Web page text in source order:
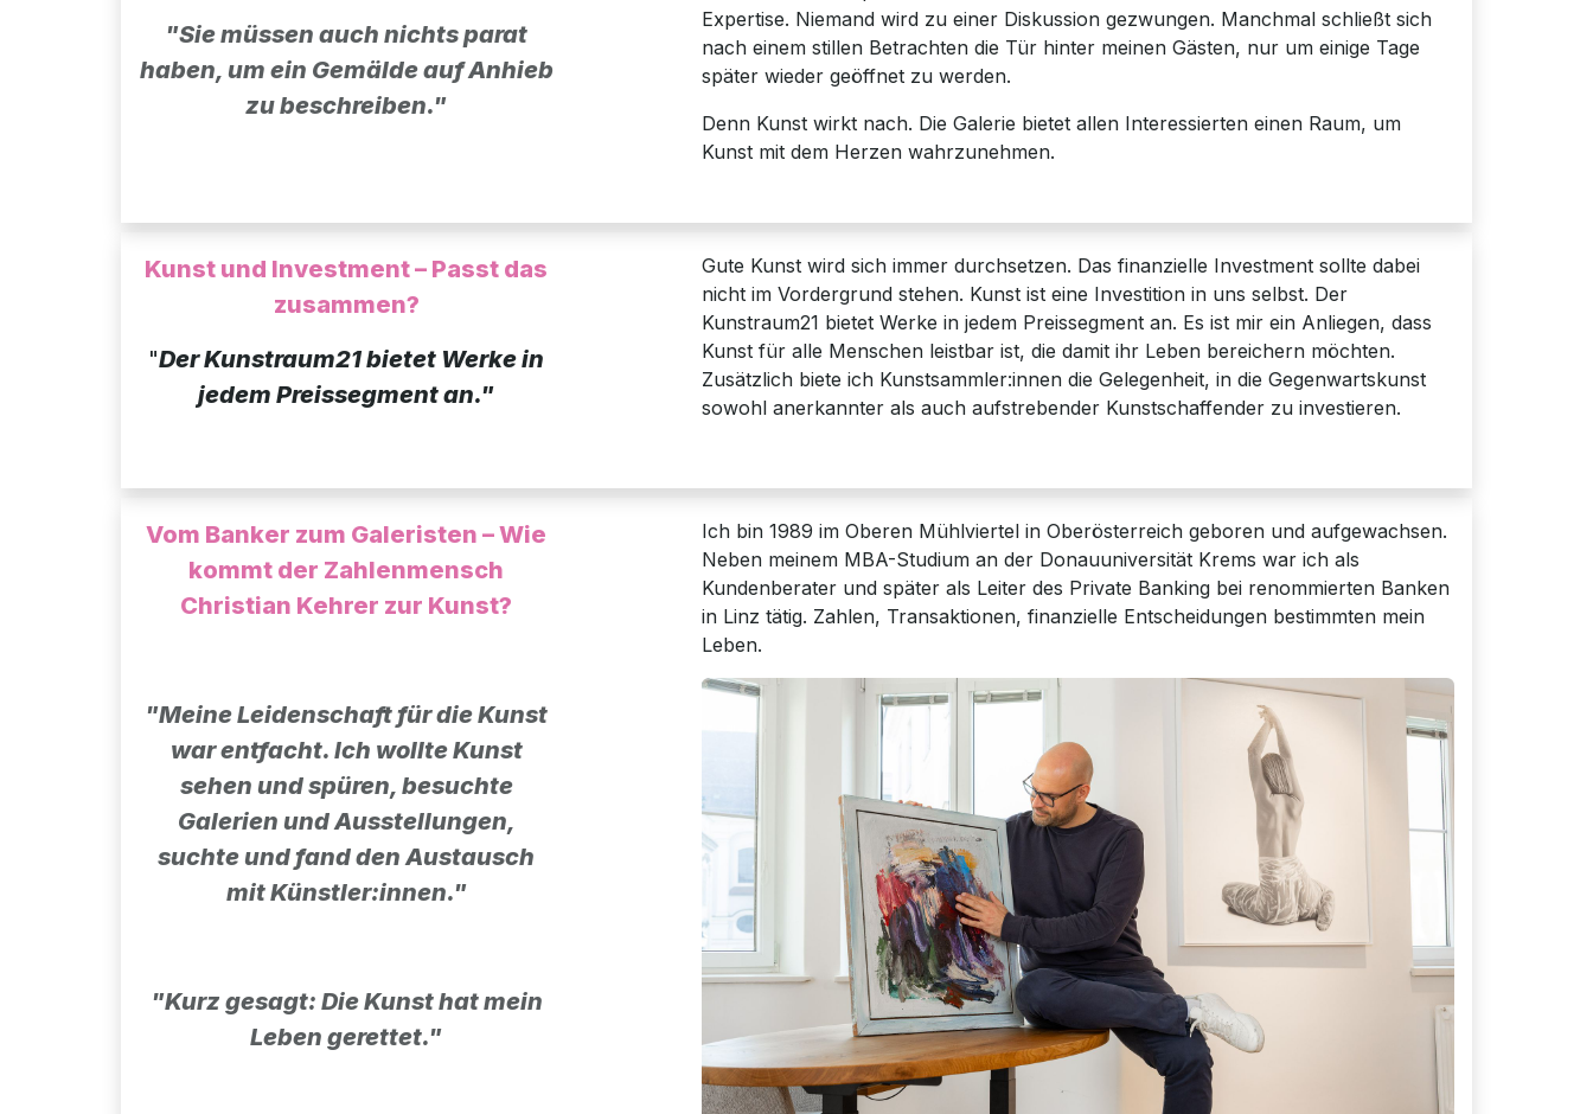
"Sie müssen auch nichts parat
haben, um ein Gemälde auf Anhieb
zu beschreiben."
Expertise. Niemand wird zu einer Diskussion gezwungen. Manchmal schließt sich
nach einem stillen Betrachten die Tür hinter meinen Gästen, nur um einige Tage
später wieder geöffnet zu werden.
Denn Kunst wirkt nach. Die Galerie bietet allen Interessierten einen Raum, um
Kunst mit dem Herzen wahrzunehmen.
Kunst und Investment – Passt das
zusammen?
"Der Kunstraum21 bietet Werke in
jedem Preissegment an."
Gute Kunst wird sich immer durchsetzen. Das finanzielle Investment sollte dabei
nicht im Vordergrund stehen. Kunst ist eine Investition in uns selbst. Der
Kunstraum21 bietet Werke in jedem Preissegment an. Es ist mir ein Anliegen, dass
Kunst für alle Menschen leistbar ist, die damit ihr Leben bereichern möchten.
Zusätzlich biete ich Kunstsammler:innen die Gelegenheit, in die Gegenwartskunst
sowohl anerkannter als auch aufstrebender Kunstschaffender zu investieren.
Vom Banker zum Galeristen – Wie
kommt der Zahlenmensch
Christian Kehrer zur Kunst?
"Meine Leidenschaft für die Kunst
war entfacht. Ich wollte Kunst
sehen und spüren, besuchte
Galerien und Ausstellungen,
suchte und fand den Austausch
mit Künstler:innen."
"Kurz gesagt: Die Kunst hat mein
Leben gerettet."
Ich bin 1989 im Oberen Mühlviertel in Oberösterreich geboren und aufgewachsen.
Neben meinem MBA-Studium an der Donauuniversität Krems war ich als
Kundenberater und später als Leiter des Private Banking bei renommierten Banken
in Linz tätig. Zahlen, Transaktionen, finanzielle Entscheidungen bestimmten mein
Leben.